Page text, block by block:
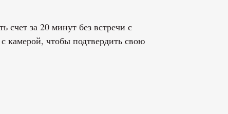
за 20 минут без встречи с
камерой, чтобы подтвердить свою